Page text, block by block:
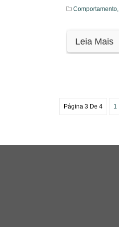
Comportamento,
Leia Mais
Página 3 De 4 1